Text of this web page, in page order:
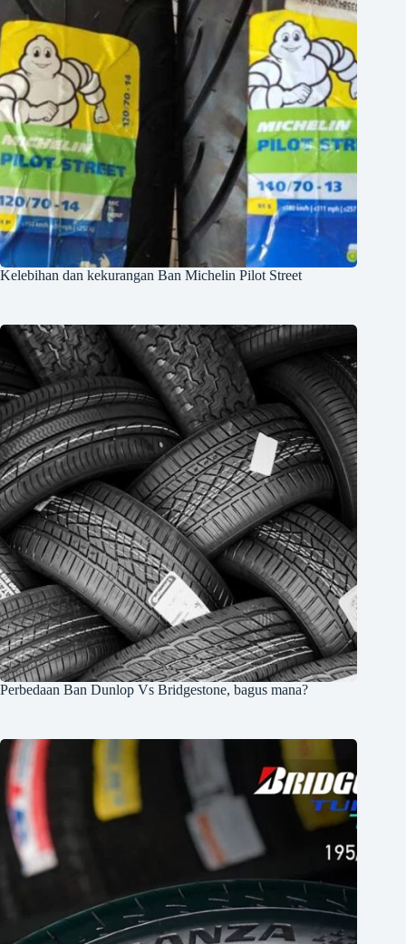
Kelebihan dan kekurangan Ban Michelin Pilot Street
Perbedaan Ban Dunlop Vs Bridgestone, bagus mana?